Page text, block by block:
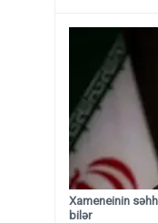
Xameneinin
bilər